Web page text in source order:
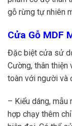
gỗ rừng tự nhiên
Cửa Gỗ MDF
Đặc biệt cửa sử
Cường, thân
toàn với người và
– Kiểu dáng, mẫu
hợp chạy thêm